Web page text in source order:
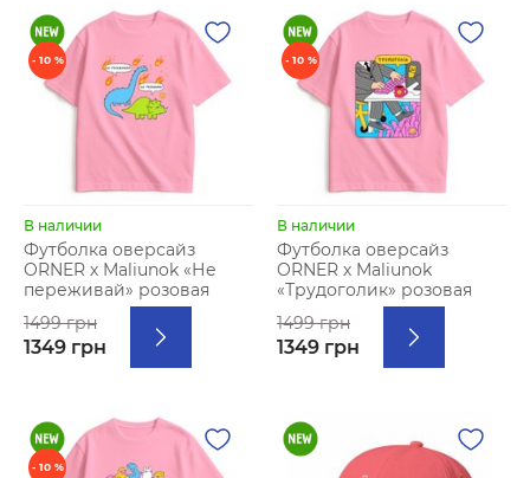
- 10 %
В наличии
Футболка оверсайз
ORNER х Maliunok «Не
переживай» розовая
1499 грн
1349 грн
- 10 %
В наличии
Футболка оверсайз
ORNER х Maliunok
«Трудоголик» розовая
1499 грн
1349 грн
- 10 %